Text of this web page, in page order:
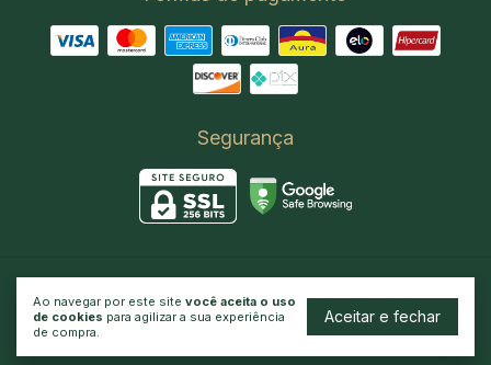
Ao navegar por este site você aceita o uso
de cookies para agilizar a sua experiência
de compra.
Aceitar e fechar
Segurança
Cuecas- Pistaxe Modas
©2026. Pistaxe Multimarcas - 32243821000145. Todos os direitos